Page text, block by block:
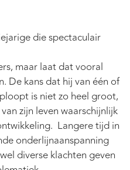
die spectaculair
maar laat dat vooral
De kans dat hij van één of
is niet zo heel groot,
zijn leven waarschijnlijk
Langere tijd in
onderlijnaanspanning
diverse klachten geven